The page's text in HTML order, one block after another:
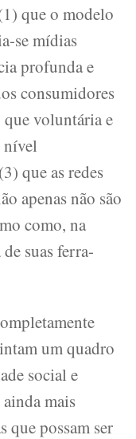
que o modelo
se mídias
profunda e
consumidores
voluntária e
nível
que as redes
apenas não são
como, na
suas ferra-
um quadro
social e
mais
que possam ser